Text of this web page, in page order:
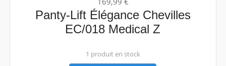
Panty-Lift Élégance Chevilles
EC/018 Medical Z
1 produit en stock